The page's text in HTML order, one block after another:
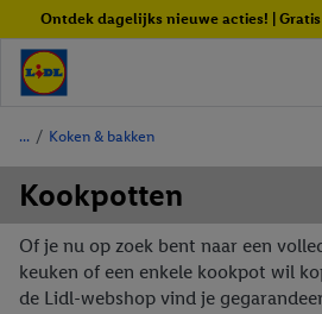
Ontdek dagelijks nieuwe acties! |
/ Koken & bakken
Kookpotten
Of je nu op zoek bent naar een
keuken of een enkele kookpot wil
de Lidl-webshop vind je